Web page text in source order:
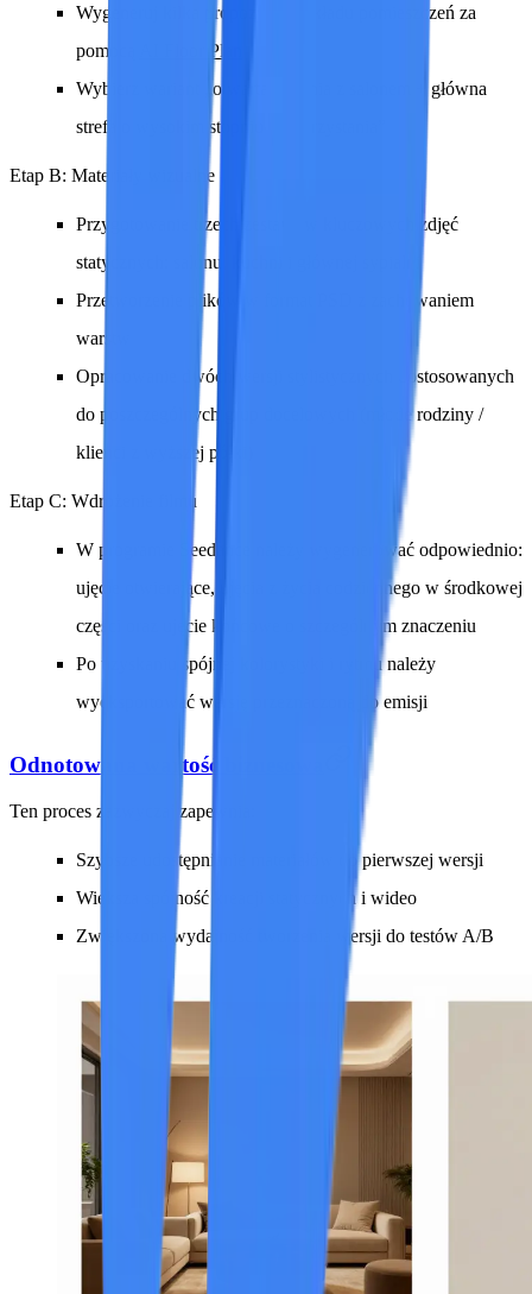
Wygeneruj kilka propozycji rozkładu pomieszczeń za
pomocą
AI Floor Plan
Wybierz wariant „otwarta jadalnia z salonem + główna
strefa o wysokim stopniu wykorzystania”
Etap B: Materiały wizualne
Przygotowanie trzech zestawów kluczowych zdjęć
statycznych: salonu, kuchni i głównej sypialni
Przetworzenie plików w format PSD z zachowaniem
warstw
Opracowanie dwóch wersji stylistycznych dostosowanych
do poszczególnych grup docelowych (młode rodziny /
klienci z wyższej półki)
Etap C: Wdrożenie filmu
W programie Seedance należy wygenerować odpowiednio:
ujęcie otwierające, ujęcia z życia codziennego w środkowej
części oraz ujęcie końcowe o szczególnym znaczeniu
Po uzyskaniu spójnej kolorystyki i rytmu należy
wyeksportować wersję przeznaczoną do emisji
Odnotowana wartość biznesowa
Ten proces zazwyczaj zapewnia:
Szybsze udostępnianie materiałów do pierwszej wersji
Większa spójność kreacji statycznych i wideo
Zwiększona wydajność tworzenia wersji do testów A/B